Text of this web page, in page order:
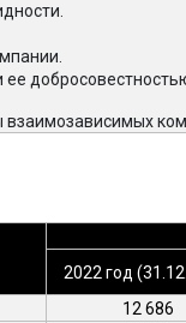
ее
2022 год
12 686